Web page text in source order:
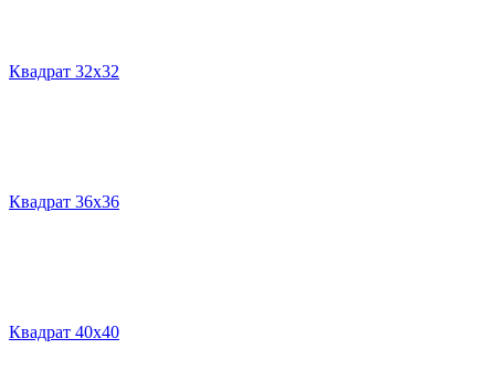
Квадрат 32х32
Квадрат 36х36
Квадрат 40х40